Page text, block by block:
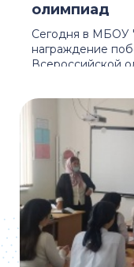
Сегодня в
награждение
Всероссийской
олимпиад